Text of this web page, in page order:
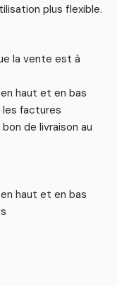
plus flexible.
la vente est à
haut et en bas
les factures
de livraison au
haut et en bas